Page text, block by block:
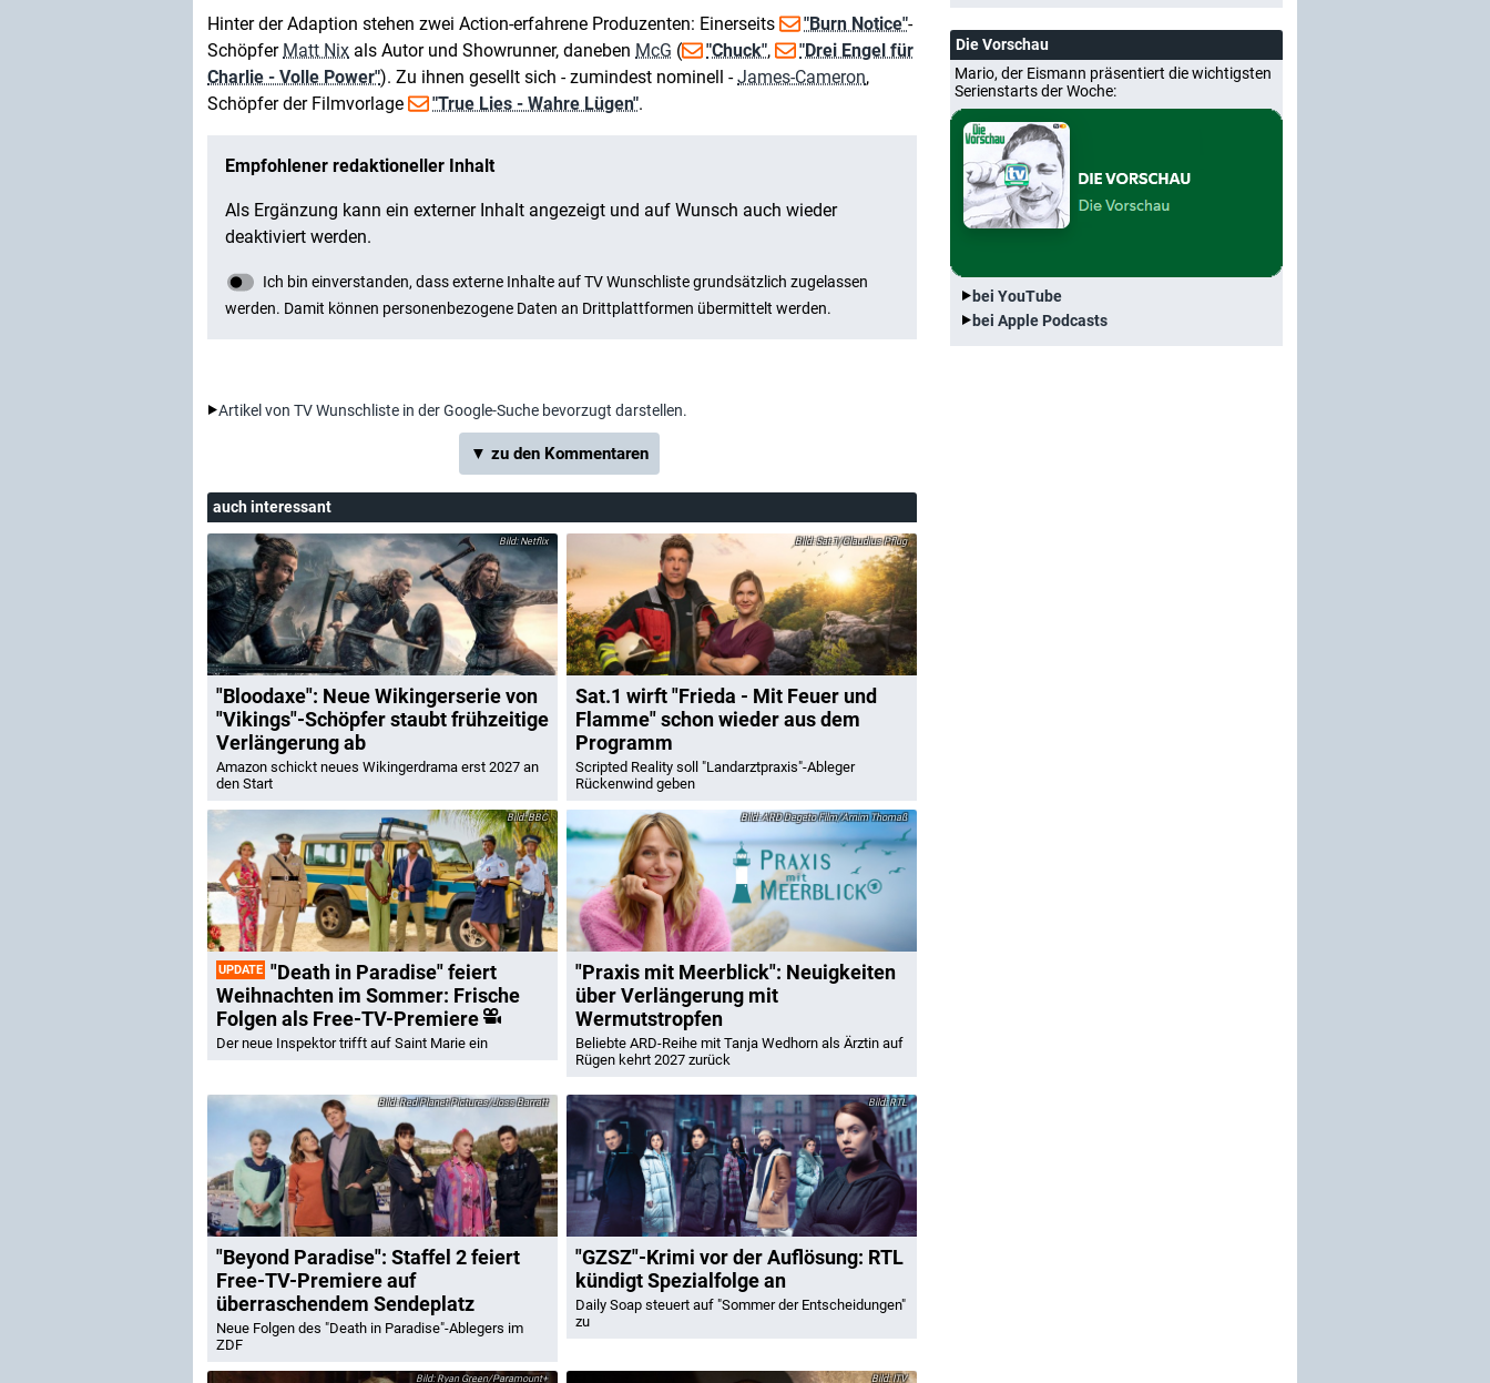
Hinter der Adaption stehen zwei Action-erfahrene Produzenten: Einerseits "Burn Notice"-
Schöpfer Matt Nix als Autor und Showrunner, daneben McG ( "Chuck",
"Drei Engel für
Charlie - Volle Power"). Zu ihnen gesellt sich - zumindest nominell -James-Cameron,
Schöpfer der Filmvorlage
"True Lies - Wahre Lügen".
Artikel von TV Wunschliste in der Google-Suche bevorzugt darstellen.
▼ zu den Kommentaren
auch interessant
Netflix
"Bloodaxe": Neue Wikingerserie von
"Vikings"-Schöpfer staubt frühzeitige
Verlängerung ab
Amazon schickt neues Wikingerdrama erst 2027 an
den Start
Sat.1/Claudius Pflug
Sat.1 wirft "Frieda - Mit Feuer und
Flamme" schon wieder aus dem
Programm
Scripted Reality soll "Landarztpraxis"-Ableger
Rückenwind geben
BBC
UPDATE "Death in Paradise" feiert
Weihnachten im Sommer: Frische
Folgen als Free-TV-Premiere
Der neue Inspektor trifft auf Saint Marie ein
ARD Degeto Film/Arnim Thomaß
"Praxis mit Meerblick": Neuigkeiten
über Verlängerung mit
Wermutstropfen
Beliebte ARD-Reihe mit Tanja Wedhorn als Ärztin auf
Rügen kehrt 2027 zurück
Red Planet Pictures/Joss Barratt
"Beyond Paradise": Staffel 2 feiert
Free-TV-Premiere auf
überraschendem Sendeplatz
Neue Folgen des "Death in Paradise"-Ablegers im
ZDF
RTL
"GZSZ"-Krimi vor der Auflösung: RTL
kündigt Spezialfolge an
Daily Soap steuert auf "Sommer der Entscheidungen"
zu
Ryan Green/Paramount+ ITV
Die Vorschau
Mario, der Eismann präsentiert die wichtigsten
Serienstarts der Woche:
bei YouTube
bei Apple Podcasts